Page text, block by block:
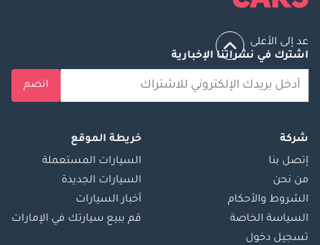
عد إلى الأعلى
اشترك في نشراتنا الإخبارية
انضم
شركة
إتصل بنا
من نحن
الشروط والأحكام
السياسة الخاصة
تسجيل دخول
خريطة الموقع
السيارات المستعملة
السيارات الجديدة
أخبار السيارات
قم ببيع سيارتك في الإمارات